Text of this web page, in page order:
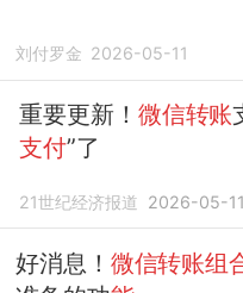
刘付罗金 2026-05-11
重要更新！ 微信转账
支付”了
21世纪经济报道 2026-05-11
好消息！ 微信转账组